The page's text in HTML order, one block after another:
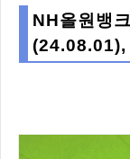
NH올원뱅